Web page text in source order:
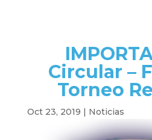
Circular –
Torneo
Oct 23, 2019 | Noticias